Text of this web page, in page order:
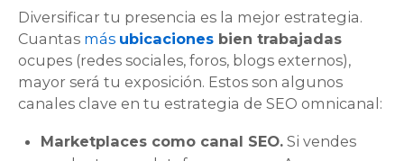
Diversificar tu presencia es la mejor estrategia.
Cuantas más ubicaciones bien trabajadas
ocupes (redes sociales, foros, blogs externos),
mayor será tu exposición. Estos son algunos
canales clave en tu estrategia de SEO omnicanal:
Marketplaces como canal SEO.Si vendes